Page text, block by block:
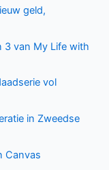
geld,
3 van My Life with
vol
in Zweedse
Canvas